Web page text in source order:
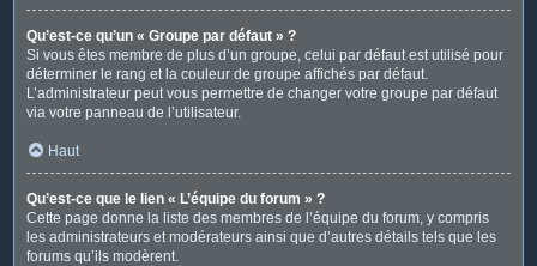
Qu’est-ce qu’un « Groupe par défaut » ?
Si vous êtes membre de plus d’un groupe, celui par défaut est utilisé pour
déterminer le rang et la couleur de groupe affichés par défaut.
L’administrateur peut vous permettre de changer votre groupe par défaut
via votre panneau de l’utilisateur.
Haut
Qu’est-ce que le lien « L’équipe du forum » ?
Cette page donne la liste des membres de l’équipe du forum, y compris
les administrateurs et modérateurs ainsi que d’autres détails tels que les
forums qu’ils modèrent.